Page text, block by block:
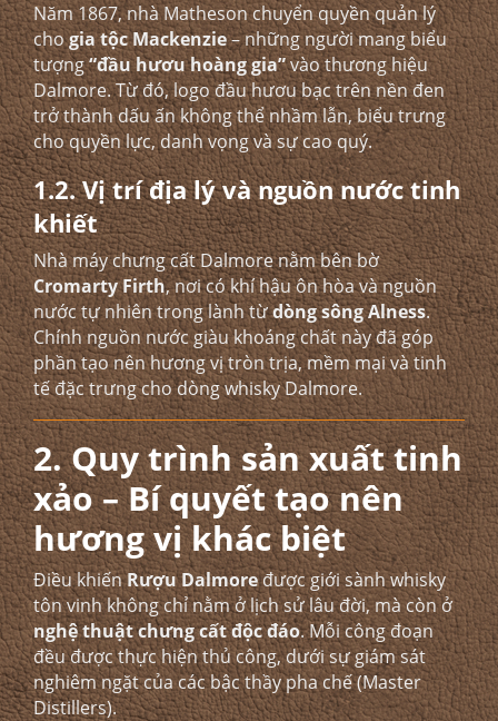
Năm 1867, nhà Matheson chuyển quyền quản lý
chogia tộc Mackenzie– những người mang biểu
tượng“đầu hươu hoàng gia”vào thương hiệu
Dalmore. Từ đó, logo đầu hươu bạc trên nền đen
trở thành dấu ấn không thể nhầm lẫn, biểu trưng
cho quyền lực, danh vọng và sự cao quý.
1.2. Vị trí địa lý và nguồn nước tinh
khiết
Nhà máy chưng cất Dalmore nằm bên bờ
Cromarty Firth, nơi có khí hậu ôn hòa và nguồn
nước tự nhiên trong lành từdòng sông Alness.
Chính nguồn nước giàu khoáng chất này đã góp
phần tạo nên hương vị tròn trịa, mềm mại và tinh
tế đặc trưng cho dòng whisky Dalmore.
2. Quy trình sản xuất tinh
xảo – Bí quyết tạo nên
hương vị khác biệt
Điều khiếnRượu Dalmoređược giới sành whisky
tôn vinh không chỉ nằm ở lịch sử lâu đời, mà còn ở
nghệ thuật chưng cất độc đáo. Mỗi công đoạn
đều được thực hiện thủ công, dưới sự giám sát
nghiêm ngặt của các bậc thầy pha chế (Master
Distillers).